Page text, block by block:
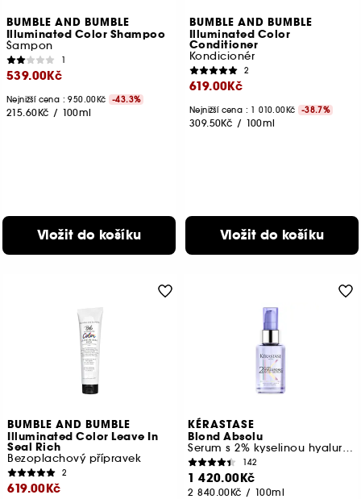
BUMBLE AND BUMBLE
Illuminated Color Shampoo
Šampon
1
539.00Kč
Nejnižší cena : 950.00Kč -43.3%
215.60Kč / 100ml
Vložit do košíku
BUMBLE AND BUMBLE
Illuminated Color
Conditioner
Kondicionér
2
619.00Kč
Nejnižší cena : 1 010.00Kč -38.7%
309.50Kč / 100ml
Vložit do košíku
BUMBLE AND BUMBLE
Illuminated Color Leave In
Seal Rich
Bezoplachový přípravek
2
619.00Kč
KÉRASTASE
Blond Absolu
Serum s 2% kyselinou hyaluronovou
142
1 420.00Kč
2 840.00Kč / 100ml